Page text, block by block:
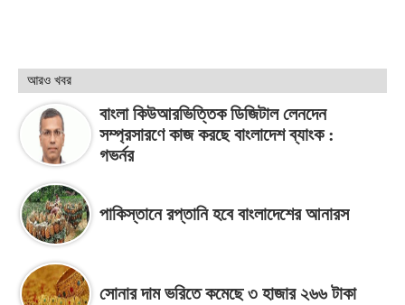
আরও খবর
বাংলা কিউআরভিত্তিক ডিজিটাল লেনদেন
সম্প্রসারণে কাজ করছে বাংলাদেশ ব্যাংক :
গভর্নর
পাকিস্তানে রপ্তানি হবে বাংলাদেশের আনারস
সোনার দাম ভরিতে কমেছে ৩ হাজার ২৬৬ টাকা